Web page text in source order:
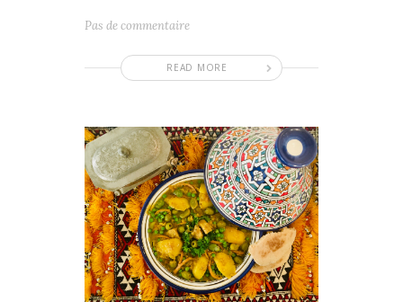
READ MORE
Pas de commentaire